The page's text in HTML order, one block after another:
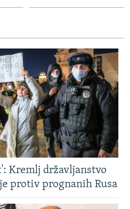
Kremlj državljanstvo
protiv prognanih Rusa